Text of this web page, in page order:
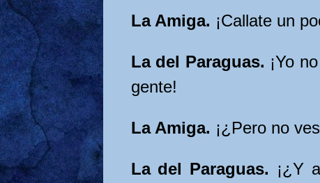
La Amiga. ¡Callate un
La del Paraguas. ¡Yo
gente!
La Amiga. ¡¿Pero no
La del Paraguas. ¡¿Y